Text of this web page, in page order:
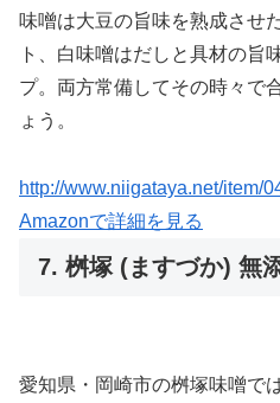
味噌は大豆の旨味を熟成させ
ト、白味噌はだしと具材の旨
プ。両方常備してその時々で
ょう。
http://www.niigataya.net/item/
Amazonで詳細を見る
7. 桝塚 (ますづか) 無
愛知県・岡崎市の桝塚味噌で